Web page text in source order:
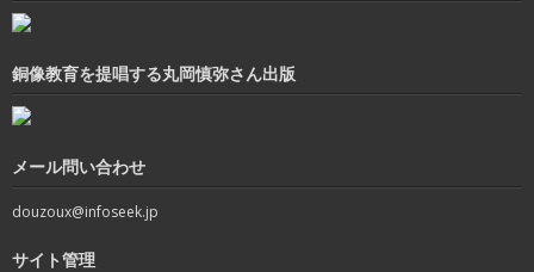
銅像教育を提唱する丸岡慎弥さん出版
メール問い合わせ
douzoux@infoseek.jp
サイト管理